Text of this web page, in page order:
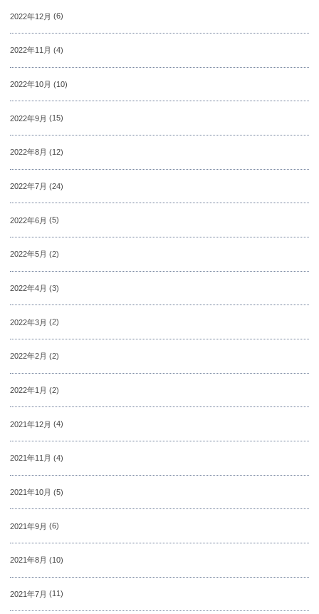
2022年12月 (6)
2022年11月 (4)
2022年10月 (10)
2022年9月 (15)
2022年8月 (12)
2022年7月 (24)
2022年6月 (5)
2022年5月 (2)
2022年4月 (3)
2022年3月 (2)
2022年2月 (2)
2022年1月 (2)
2021年12月 (4)
2021年11月 (4)
2021年10月 (5)
2021年9月 (6)
2021年8月 (10)
2021年7月 (11)